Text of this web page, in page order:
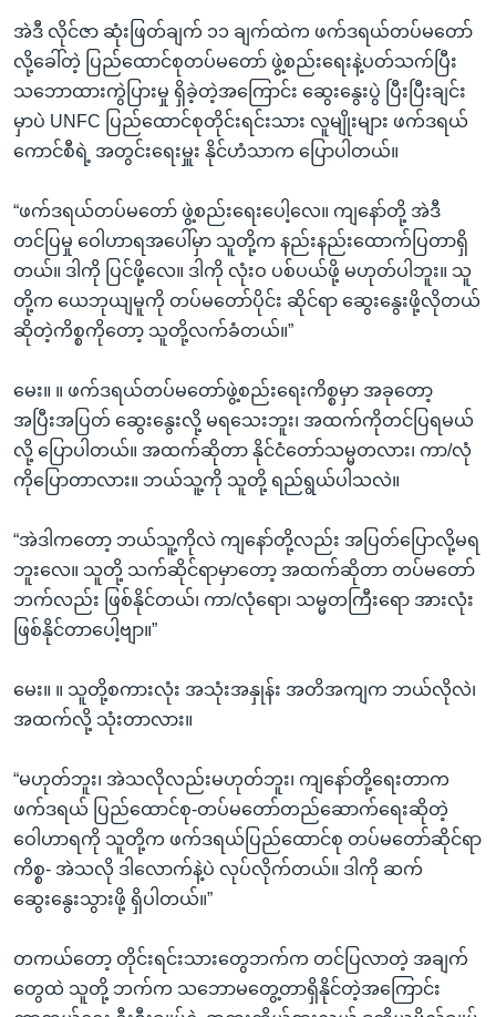
အဲဒီ လိုင်ဇာ ဆုံးဖြတ်ချက် ၁၁ ချက်ထဲက ဖက်ဒရယ်တပ်မတော်
လို့ခေါ်တဲ့ ပြည်ထောင်စုတပ်မတော် ဖွဲ့စည်းရေးနဲ့ပတ်သက်ပြီး
သဘောထားကွဲပြားမှု ရှိခဲ့တဲ့အကြောင်း ဆွေးနွေးပွဲ ပြီးပြီးချင်း
မှာပဲ UNFC ပြည်ထောင်စုတိုင်းရင်းသား လူမျိုးများ ဖက်ဒရယ်
ကောင်စီရဲ့ အတွင်းရေးမှူး နိုင်ဟံသာက ပြောပါတယ်။
“ဖက်ဒရယ်တပ်မတော် ဖွဲ့စည်းရေးပေါ့လေ။ ကျနော်တို့ အဲဒီ
တင်ပြမှု ဝေါဟာရအပေါ်မှာ သူတို့က နည်းနည်းထောက်ပြတာရှိ
တယ်။ ဒါကို ပြင်ဖို့လေ။ ဒါကို လုံးဝ ပစ်ပယ်ဖို့ မဟုတ်ပါဘူး။ သူ
တို့က ယေဘုယျမူကို တပ်မတော်ပိုင်း ဆိုင်ရာ ဆွေးနွေးဖို့လိုတယ်
ဆိုတဲ့ကိစ္စကိုတော့ သူတို့လက်ခံတယ်။”
မေး။ ။ ဖက်ဒရယ်တပ်မတော်ဖွဲ့စည်းရေးကိစ္စမှာ အခုတော့
အပြီးအပြတ် ဆွေးနွေးလို့ မရသေးဘူး၊ အထက်ကိုတင်ပြရမယ်
လို့ ပြောပါတယ်။ အထက်ဆိုတာ နိုင်ငံတော်သမ္မတလား၊ ကာ/လုံ
ကိုပြောတာလား။ ဘယ်သူ့ကို သူတို့ ရည်ရွယ်ပါသလဲ။
“အဲဒါကတော့ ဘယ်သူ့ကိုလဲ ကျနော်တို့လည်း အပြတ်ပြောလို့မရ
ဘူးလေ။ သူတို့ သက်ဆိုင်ရာမှာတော့ အထက်ဆိုတာ တပ်မတော်
ဘက်လည်း ဖြစ်နိုင်တယ်၊ ကာ/လုံရော၊ သမ္မတကြီးရော အားလုံး
ဖြစ်နိုင်တာပေါ့ဗျာ။”
မေး။ ။ သူတို့စကားလုံး အသုံးအနှုန်း အတိအကျက ဘယ်လိုလဲ၊
အထက်လို့ သုံးတာလား။
“မဟုတ်ဘူး၊ အဲသလိုလည်းမဟုတ်ဘူး၊ ကျနော်တို့ရေးတာက
ဖက်ဒရယ် ပြည်ထောင်စု-တပ်မတော်တည်ဆောက်ရေးဆိုတဲ့
ဝေါဟာရကို သူတို့က ဖက်ဒရယ်ပြည်ထောင်စု တပ်မတော်ဆိုင်ရာ
ကိစ္စ- အဲသလို ဒါလောက်နဲ့ပဲ လုပ်လိုက်တယ်။ ဒါကို ဆက်
ဆွေးနွေးသွားဖို့ ရှိပါတယ်။”
တကယ်တော့ တိုင်းရင်းသားတွေဘက်က တင်ပြလာတဲ့ အချက်
တွေထဲ သူတို့ ဘက်က သဘောမတွေ့တာရှိနိုင်တဲ့အကြောင်း